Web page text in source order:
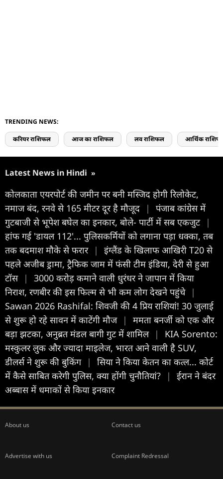
TRENDING NEWS:
करियर राशिफल आज का राशिफल लव राशिफल आर्थिक
Latest News in Hindi »
कोलकाता एयरपोर्ट की जमीन पर बनी मस्जिद होगी रिलोकेट,
नमाज बंद, रनवे से 165 मीटर दूर है मौजूद
|
पंजाब कांग्रेस में
गुटबाजी से भूपेश बघेल का इनकार, बोले- पार्टी में सब एकजुट |
हांफ गई 'डायल 112'... पुलिसकर्मियों को लगाना पड़ा धक्का, तब
तक बदमाश मौके से फरार |
इंग्लैंड के खिलाफ आखिरी T20 से
पहले अजीब ड्रामा, ट्रैफिक जाम में फंसी टीम इंडिया, देरी से हुआ
टॉस |
3000 करोड़ कमाने वाली धुरंधर ने जापान में किया
निराश, रणबीर की इस फिल्म से भी कम लोग देखने पहुंचे |
Sawan 2026 Rashifal: शिवजी की 4 प्रिय राशियां! 30 जुलाई
से शुरू हो रहे सावन में काटेंगी मौज |
ममता बनर्जी को एक और
बड़ा झटका, अनुब्रत मंडल बागी गुट में शामिल |
KIA Sorento:
मस्कुलर लुक और ज्यादा माइलेज, भारत आने वाली है SUV,
डीलर्स ने शुरू की बुकिंग |
सिया ने किया केतन का कत्ल... कोर्ट
में कैसे साबित करेगी पुलिस, क्या होंगी चुनौतियां?
|
ईरान ने बंदर
अब्बास में धमाकों से किया इनकार
About us Contact us
Advertise with us Complaint Redressal